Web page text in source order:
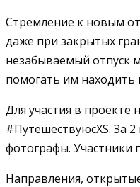
Стремление к новым
даже при закрытых
незабываемый отпуск
помогать им
Для участия в
#ПутешествуюсXS. За
фотографы. Участники
Направления,